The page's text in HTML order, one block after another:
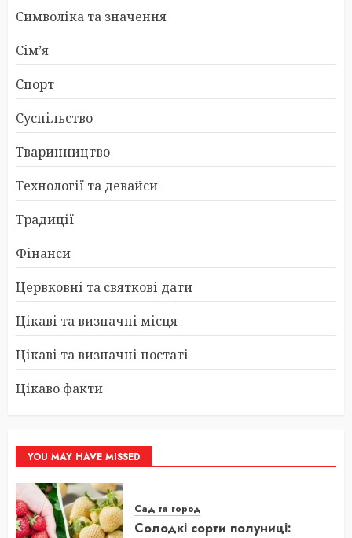
Символіка та значення
Сім’я
Спорт
Суспільство
Тваринництво
Технології та девайси
Традиції
Фінанси
Цервковні та святкові дати
Цікаві та визначні місця
Цікаві та визначні постаті
Цікаво факти
YOU MAY HAVE MISSED
Сад та город
Солодкі сорти полуниці: